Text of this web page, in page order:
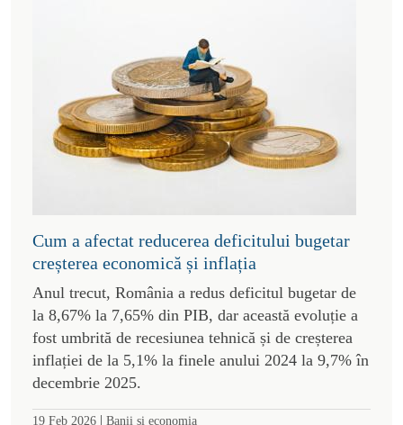
Cum a afectat reducerea deficitului bugetar
creșterea economică și inflația
Anul trecut, România a redus deficitul bugetar de
la 8,67% la 7,65% din PIB, dar această evoluție a
fost umbrită de recesiunea tehnică și de creșterea
inflației de la 5,1% la finele anului 2024 la 9,7% în
decembrie 2025.
19 Feb 2026 | Banii si economia